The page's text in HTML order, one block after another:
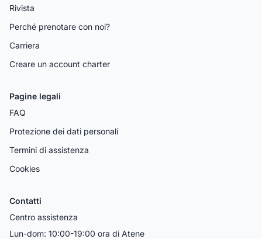
Rivista
Perché prenotare con noi?
Carriera
Creare un account charter
Pagine legali
FAQ
Protezione dei dati personali
Termini di assistenza
Cookies
Contatti
Centro assistenza
Lun-dom: 10:00-19:00 ora di Atene